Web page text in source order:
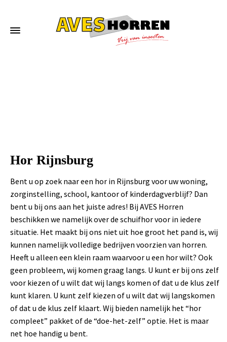
Hor Rijnsburg
Bent u op zoek naar een hor in Rijnsburg voor uw woning,
zorginstelling, school, kantoor of kinderdagverblijf? Dan
bent u bij ons aan het juiste adres! Bij AVES Horren
beschikken we namelijk over de schuifhor voor in iedere
situatie. Het maakt bij ons niet uit hoe groot het pand is, wij
kunnen namelijk volledige bedrijven voorzien van horren.
Heeft u alleen een klein raam waarvoor u een hor wilt? Ook
geen probleem, wij komen graag langs. U kunt er bij ons zelf
voor kiezen of u wilt dat wij langs komen of dat u de klus zelf
kunt klaren. U kunt zelf kiezen of u wilt dat wij langskomen
of dat u de klus zelf klaart. Wij bieden namelijk het “hor
compleet” pakket of de “doe-het-zelf” optie. Het is maar
net hoe handig u bent.